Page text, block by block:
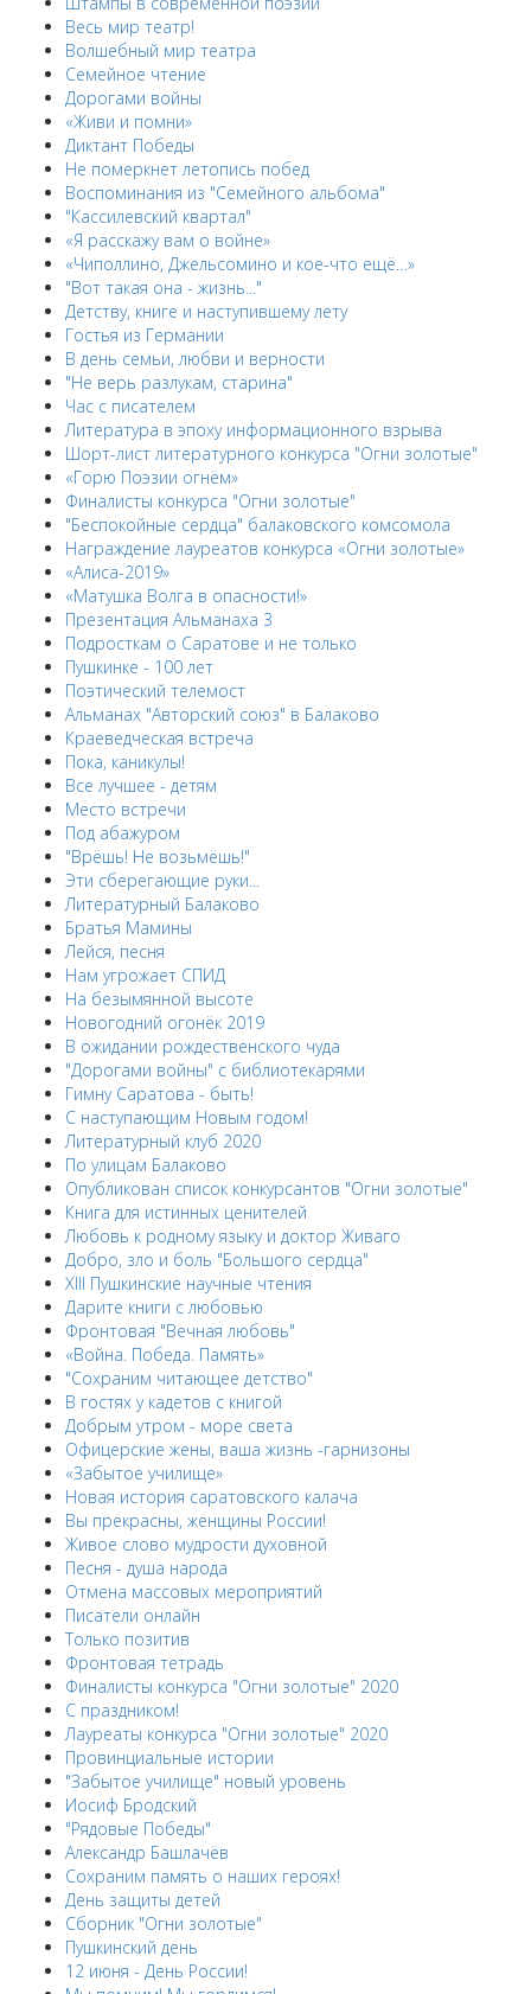
Весь мир театр!
Волшебный мир театра
Семейное чтение
Дорогами войны
«Живи и помни»
Диктант Победы
Не померкнет летопись побед
Воспоминания из "Семейного альбома"
"Кассилевский квартал"
«Я расскажу вам о войне»
«Чиполлино, Джельсомино и кое-что ещё…»
"Вот такая она - жизнь..."
Детству, книге и наступившему лету
Гостья из Германии
В день семьи, любви и верности
"Не верь разлукам, старина"
Час с писателем
Литература в эпоху информационного взрыва
Шорт-лист литературного конкурса "Огни золотые"
«Горю Поэзии огнём»
Финалисты конкурса "Огни золотые"
"Беспокойные сердца" балаковского комсомола
Награждение лауреатов конкурса «Огни золотые»
«Алиса-2019»
«Матушка Волга в опасности!»
Презентация Альманаха 3
Подросткам о Саратове и не только
Пушкинке - 100 лет
Поэтический телемост
Альманах "Авторский союз" в Балаково
Краеведческая встреча
Пока, каникулы!
Все лучшее - детям
Место встречи
Под абажуром
"Врёшь! Не возьмёшь!"
Эти сберегающие руки...
Литературный Балаково
Братья Мамины
Лейся, песня
Нам угрожает СПИД
На безымянной высоте
Новогодний огонёк 2019
В ожидании рождественского чуда
"Дорогами войны" с библиотекарями
Гимну Саратова - быть!
С наступающим Новым годом!
Литературный клуб 2020
По улицам Балаково
Опубликован список конкурсантов "Огни золотые"
Книга для истинных ценителей
Любовь к родному языку и доктор Живаго
Добро, зло и боль "Большого сердца"
XIII Пушкинские научные чтения
Дарите книги с любовью
Фронтовая "Вечная любовь"
«Война. Победа. Память»
"Сохраним читающее детство"
В гостях у кадетов с книгой
Добрым утром - море света
Офицерские жены, ваша жизнь -гарнизоны
«Забытое училище»
Новая история саратовского калача
Вы прекрасны, женщины России!
Живое слово мудрости духовной
Песня - душа народа
Отмена массовых мероприятий
Писатели онлайн
Только позитив
Фронтовая тетрадь
Финалисты конкурса "Огни золотые" 2020
С праздником!
Лауреаты конкурса "Огни золотые" 2020
Провинциальные истории
"Забытое училище" новый уровень
Иосиф Бродский
"Рядовые Победы"
Александр Башлачёв
Сохраним память о наших героях!
День защиты детей
Сборник "Огни золотые"
Пушкинский день
12 июня - День России!